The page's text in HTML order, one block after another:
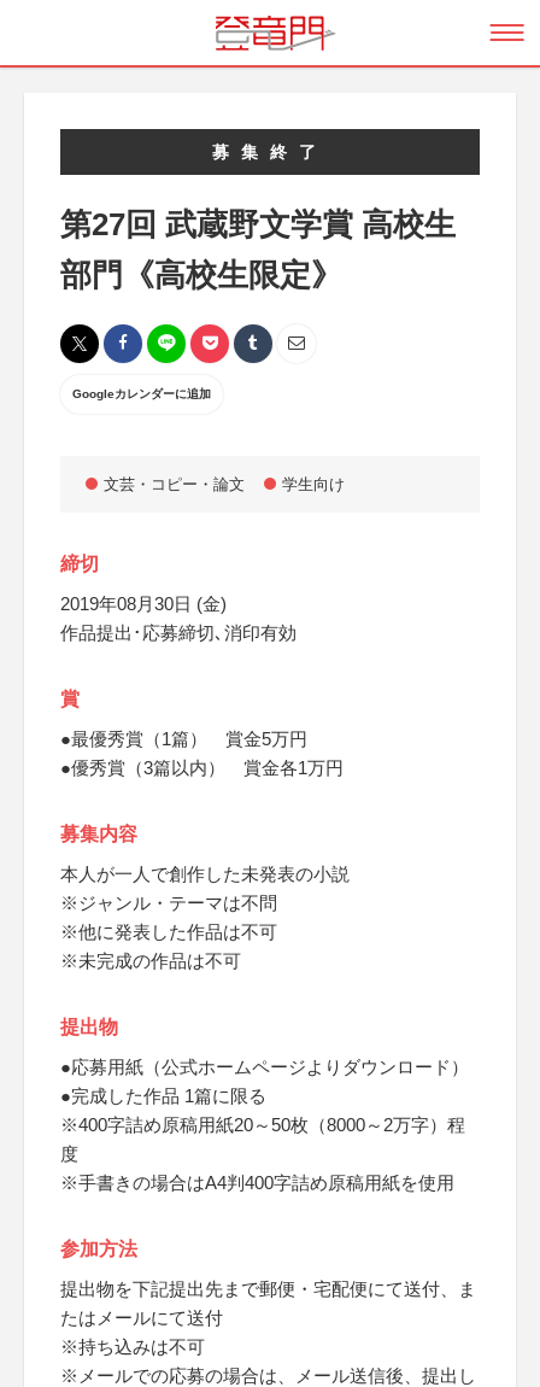
募集終了
第27回 武蔵野文学賞 高校生
部門《高校生限定》
Googleカレンダーに追加
文芸・コピー・論文 学生向け
締切
2019年08月30日 (金)
作品提出･応募締切､消印有効
賞
●最優秀賞（1篇） 賞金5万円
●優秀賞（3篇以内） 賞金各1万円
募集内容
本人が一人で創作した未発表の小説
※ジャンル・テーマは不問
※他に発表した作品は不可
※未完成の作品は不可
提出物
●応募用紙（公式ホームページよりダウンロード）
●完成した作品 1篇に限る
※400字詰め原稿用紙20～50枚（8000～2万字）程
度
※手書きの場合はA4判400字詰め原稿用紙を使用
参加方法
提出物を下記提出先まで郵便・宅配便にて送付、ま
たはメールにて送付
※持ち込みは不可
※メールでの応募の場合は、メール送信後、提出し